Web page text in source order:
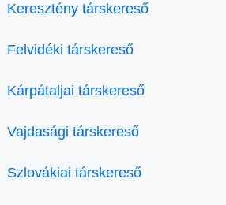
Keresztény társkereső
Felvidéki társkereső
Kárpátaljai társkereső
Vajdasági társkereső
Szlovákiai társkereső